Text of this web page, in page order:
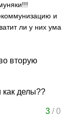
и
ли у них ума
вторую
как делы??
3/0